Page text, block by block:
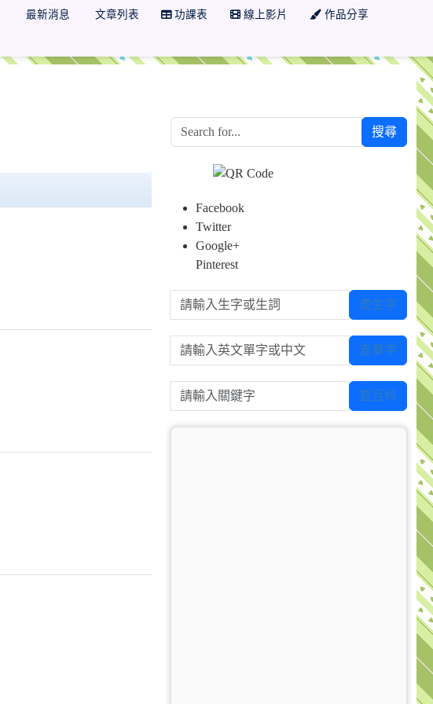
最新消息 文章列表 功課表 線上影片 作品分享
搜尋
Facebook
Twitter
Google+
Pinterest
請輸入生字或生詞 查生字
請輸入英文單字或中文 查單字
請輸入關鍵字 查百科